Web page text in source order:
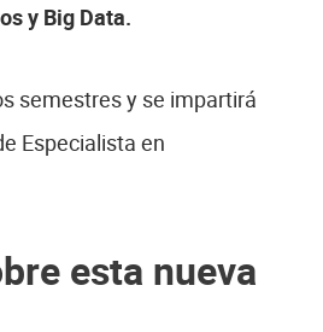
y Big Data.
semestres y se impartirá
Especialista en
esta nueva